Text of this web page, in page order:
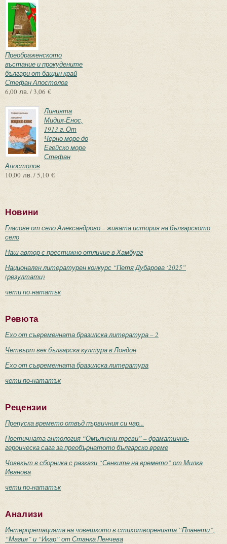
Преображенското
въстание и прокудените
българи от бащин край
Стефан Апостолов
6,00 лв. / 3,06 €
Линията
Мидия-Енос,
1913 г. От
Черно море до
Егейско море
Стефан
Апостолов
10,00 лв. / 5,10 €
Новини
Гласове от село Александрово – живата история на българското
село
Наш автор с престижно отличие в Хамбург
Национален литературен конкурс “Петя Дубарова ‘2025”
(резултати)
чети по-нататък
Ревюта
Ехо от съвременната бразилска литература – 2
Четвърт век българска култура в Лондон
Ехо от съвременната бразилска литература
чети по-нататък
Рецензии
Препуска времето отвъд първичния си чар...
Поетичната антология “Омълнени треви” – драматично-
героическа сага за преобърнатото българско време
Човекът в сборника с разкази “Сенките на времето” от Милка
Иванова
чети по-нататък
Анализи
Интерпретацията на човешкото в стихотворенията “Планети”,
“Магия” и “Икар” от Станка Пенчева